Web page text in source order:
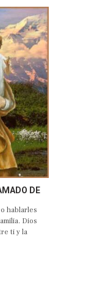
DE
JOSÉ
hablarles
Dios
ti y la